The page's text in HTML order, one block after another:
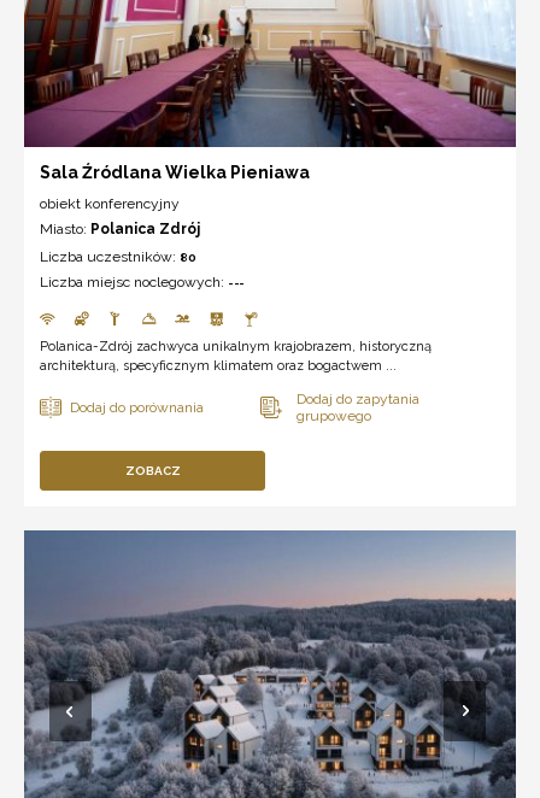
Sala Źródlana Wielka Pieniawa
obiekt konferencyjny
Miasto: Polanica Zdrój
Liczba uczestników: 80
Liczba miejsc noclegowych: ---
Polanica-Zdrój zachwyca unikalnym krajobrazem, historyczną
architekturą, specyficznym klimatem oraz bogactwem ...
ZOBACZ